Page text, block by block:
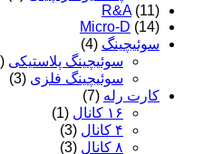
R&A (11)
Micro-D (14)
سوئیچینگ (4)
سوئیچینگ پلاستیکی (1)
سوئیچینگ فلزی (3)
کارت رله (7)
۱۶ کانال
(1)
۴ کانال
(3)
۸ کانال
(3)